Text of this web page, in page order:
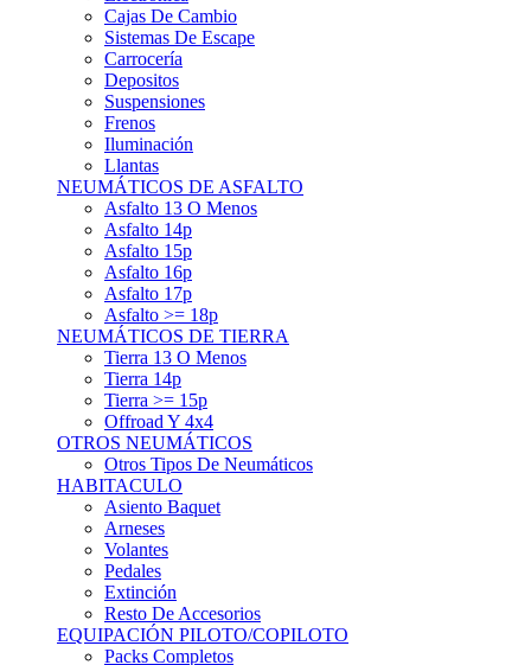
Sistemas De Escape
Carrocería
Depositos
Suspensiones
Frenos
Iluminación
Llantas
NEUMÁTICOS DE ASFALTO
Asfalto 13 O Menos
Asfalto 14p
Asfalto 15p
Asfalto 16p
Asfalto 17p
Asfalto >= 18p
NEUMÁTICOS DE TIERRA
Tierra 13 O Menos
Tierra 14p
Tierra >= 15p
Offroad Y 4x4
OTROS NEUMÁTICOS
Otros Tipos De Neumáticos
HABITACULO
Asiento Baquet
Arneses
Volantes
Pedales
Extinción
Resto De Accesorios
EQUIPACIÓN PILOTO/COPILOTO
Packs Completos
Monos De Competición